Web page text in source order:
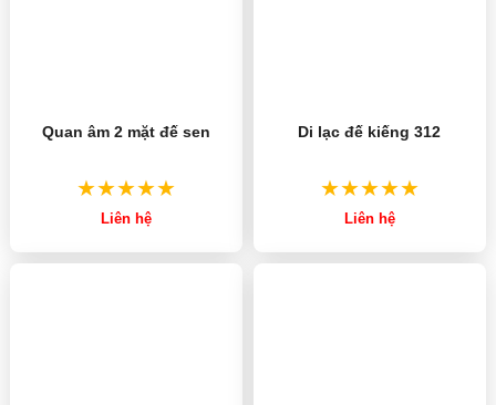
Quan âm 2 mặt đế sen
Liên hệ
Di lạc đế kiếng 312
Liên hệ